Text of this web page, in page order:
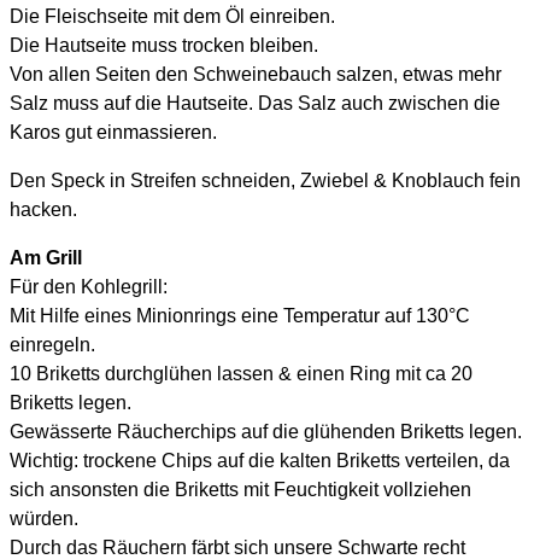
Die Fleischseite mit dem Öl einreiben.
Die Hautseite muss trocken bleiben.
Von allen Seiten den Schweinebauch salzen, etwas mehr
Salz muss auf die Hautseite. Das Salz auch zwischen die
Karos gut einmassieren.
Den Speck in Streifen schneiden, Zwiebel & Knoblauch fein
hacken.
Am Grill
Für den Kohlegrill:
Mit Hilfe eines Minionrings eine Temperatur auf 130°C
einregeln.
10 Briketts durchglühen lassen & einen Ring mit ca 20
Briketts legen.
Gewässerte Räucherchips auf die glühenden Briketts legen.
Wichtig: trockene Chips auf die kalten Briketts verteilen, da
sich ansonsten die Briketts mit Feuchtigkeit vollziehen
würden.
Durch das Räuchern färbt sich unsere Schwarte recht